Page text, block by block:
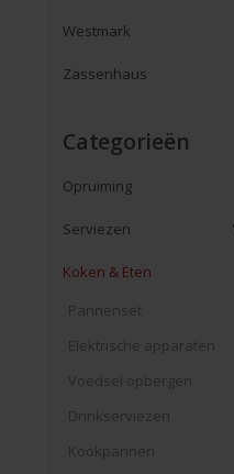
Westmark
Zassenhaus
Categorieën
Opruiming
Serviezen
Koken & Eten
Pannenset
Elektrische apparaten
Voedsel opbergen
Drinkserviezen
Kookpannen